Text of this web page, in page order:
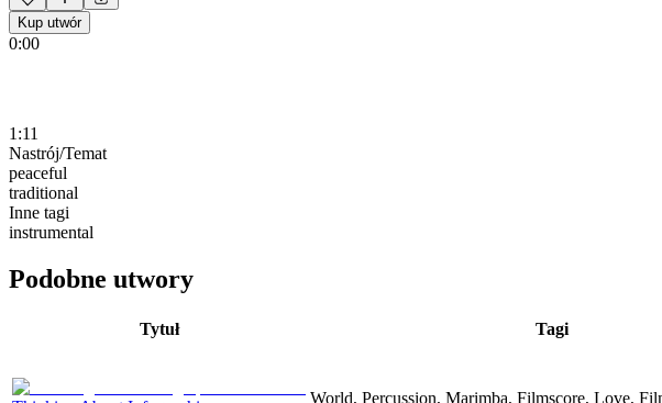
Kup utwór
0:00
1:11
Nastrój/Temat
peaceful
traditional
Inne tagi
instrumental
Podobne utwory
Tytuł Tagi
World, Percussion, Marimba, Filmscore, Love,